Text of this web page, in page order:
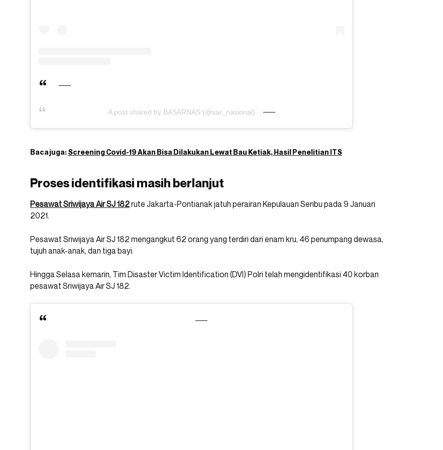
A post shared by BASARNAS (@sar_nasional)
Baca juga:Screening Covid-19 Akan Bisa Dilakukan Lewat Bau Ketiak, Hasil Penelitian ITS
Proses identifikasi masih berlanjut
Pesawat Sriwijaya Air SJ 182rute Jakarta-Pontianak jatuh perairan Kepulauan Seribu pada 9 Januari
2021.
Pesawat Sriwijaya Air SJ 182 mengangkut 62 orang yang terdiri dari enam kru, 46 penumpang dewasa,
tujuh anak-anak, dan tiga bayi.
Hingga Selasa kemarin, Tim Disaster Victim Identification (DVI) Polri telah mengidentifikasi 40 korban
pesawat Sriwijaya Air SJ 182.